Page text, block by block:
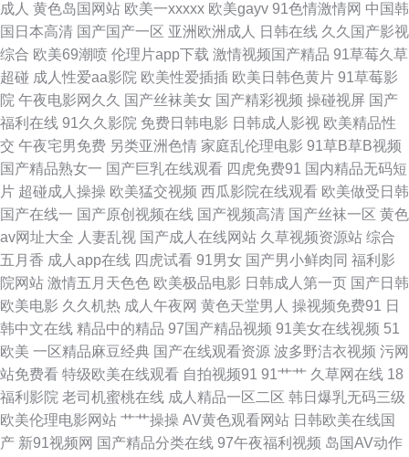
址 91尤物禁 一区美女 伊思大香蕉9 国产九九久久精品 黄色小视频 熟女精品
一区二区 久久精品黄色视频 欧美狂喷网 久久福利精品 国产四虎院探花 亚洲
成人午夜电影 bt电影下载 久久淫九九 欧美性爱一二区 国产av自拍高清 欧美
一卡在线观看 亚洲一区二区中文在线 k频道欧美蜜桃 香蕉狼人久久伊视频 久
草福利在线观看 欧美日本国产一区二区三区蜜臀在线观看 国产成人精久久
91夫妻论坛视频 91午夜在线观看 亚洲淫人堂 国产AAA级毛片 福利姬AV导航
国产视屏91 www我操欧美 狠狠操av天天操 麻豆天美综合一区二区 A片欧美
传媒 韩国黄色片免费看 亚洲国产毛片精品一区 穿百搭连衣裙的绝色美眉图
片 欧美首页6 午夜精品国产 91次元黄色 JK少女被后入操 91视屏专区 91视
频大香蕉 亚洲婷婷久久日韩网站 人人澡精品超碰 性情网站 日韩另类爱爱 69
成人 黄色岛国网站 欧美一xxxxx 欧美gayv 91色情激情网 中国韩
国日本高清 国产国产一区 亚洲欧洲成人 日韩在线 久久国产影视
综合 欧美69潮喷 伦理片app下载 激情视频国产精品 91草莓久草
超碰 成人性爱aa影院 欧美性爱插插 欧美日韩色黄片 91草莓影
院 午夜电影网久久 国产丝袜美女 国产精彩视频 操碰视屏 国产
福利在线 91久久影院 免费日韩电影 日韩成人影视 欧美精品性
交 午夜宅男免费 另类亚洲色情 家庭乱伦理电影 91草B草B视频
国产精品熟女一 国产巨乳在线观看 四虎免费91 国内精品无码短
片 超碰成人操操 欧美猛交视频 西瓜影院在线观看 欧美做受日韩
国产在线一 国产原创视频在线 国产视频高清 国产丝袜一区 黄色
av网址大全 人妻乱视 国产成人在线网站 久草视频资源站 综合
五月香 成人app在线 四虎试看 91男女 国产男小鲜肉同 福利影
院网站 激情五月天色色 欧美极品电影 日韩成人第一页 国产日韩
欧美电影 久久机热 成人午夜网 黄色天堂男人 操视频免费91 日
韩中文在线 精品中的精品 97国产精品视频 91美女在线视频 51
欧美 一区精品麻豆经典 国产在线观看资源 波多野洁衣视频 污网
站免费看 特级欧美在线观看 自拍视频91 91艹艹 久草网在线 18
福利影院 老司机蜜桃在线 成人精品一区二区 韩日爆乳无码三级
欧美伦理电影网站 艹艹操操 AV黄色观看网站 日韩欧美在线国
产 新91视频网 国产精品分类在线 97午夜福利视频 岛国AV动作